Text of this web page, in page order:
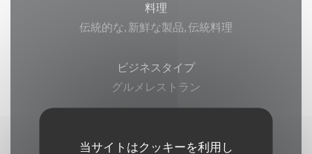
当サイトはクッキーを利用し
料理
伝統的な, 新鮮な製品, 伝統料理
ビジネスタイプ
グルメレストラン
ベランダ, Wi-Fi, エアコン, , バリアフリーアクセ